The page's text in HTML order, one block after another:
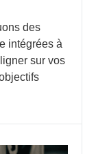
des
intégrées à
sur vos